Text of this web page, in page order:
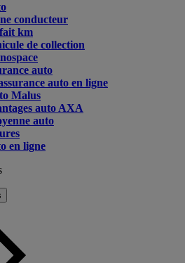
conducteur
km
de collection
auto
auto en ligne
Malus
auto AXA
auto
en ligne